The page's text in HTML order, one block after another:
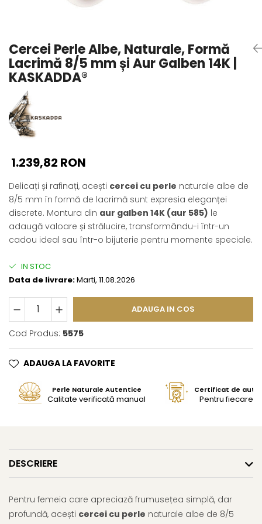
Seturi Perle cu Argint
Pandantive cu Perle
Brose cu Perle
Cercei Perle Albe, Naturale, Formă
Lacrimă 8/5 mm și Aur Galben 14K |
KASKADDA®
1.239,82 RON
Delicați și rafinați, acești cercei cu perle naturale albe de
8/5 mm în formă de lacrimă sunt expresia eleganței
discrete. Montura din aur galben 14K (aur 585) le
adaugă valoare și strălucire, transformându-i într-un
cadou ideal sau într-o bijuterie pentru momente speciale.
IN STOC
Data de livrare:Marti, 11.08.2026
ADAUGA IN COS
Cod Produs: 5575
ADAUGA LA FAVORITE
Perle Naturale Autentice
Calitate verificată manual
Certificat de
Pentru fiecare
DESCRIERE
Pentru femeia care apreciază frumusețea simplă, dar
profundă, acești cercei cu perle naturale albe de 8/5